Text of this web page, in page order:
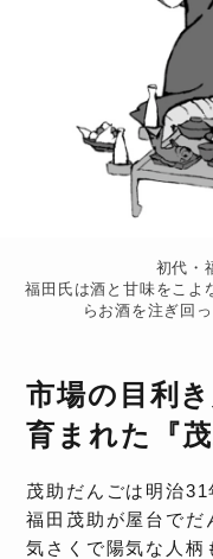
初代・
福田氏は酒と甘味をこよ
らお酒を注ぎ回
市場の目利
育まれた『茂
茂助だんごは明治
福田茂助が屋台でだ
気さくで陽気な人柄